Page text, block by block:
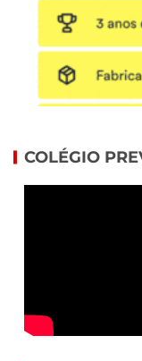
COLÉGIO